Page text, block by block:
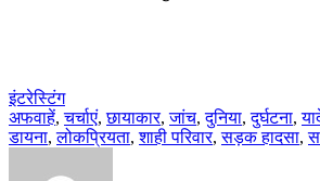
इंटरेस्टिंग
अफवाहें,चर्चाएं,छायाकार,जांच,दुनिया,दुर्घटना,
डायना,लोकप्रियता,शाही परिवार,सड़क हादसा,